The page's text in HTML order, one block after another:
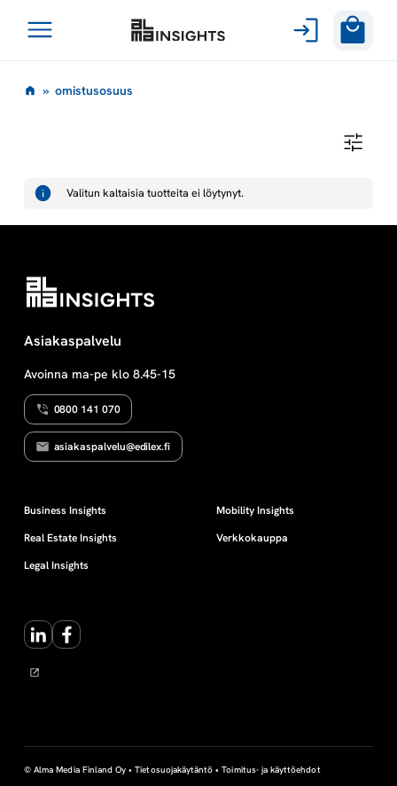
sisältöön
Avaa
o
s
t
u
s
o
s
u
s
» omistusosuus
S
T
S
U
S
Valitun kaltaisia tuotteita ei löytynyt.
Asiakaspalvelu
Avoinna ma-pe klo 8.45-15
0800 141 070
asiakaspalvelu@edilex.fi
Business Insights
Real Estate Insights
Legal Insights
Mobility Insights
Verkkokauppa
LinkedInFacebook
© Alma Media Finland Oy •Tietosuojakäytäntö •Toimitus- ja käyttöehdot